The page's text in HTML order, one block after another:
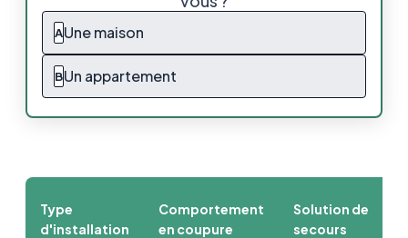
AUne maison
BUn appartement
Type
d'installation
Comportement
en coupure
Solution de
secours
Est-ce que les panneaux solaires produisent
de l’électricité en cas de panne d'électricité
Le V2H (Vehicle-to-home) une solution
bientôt disponible
l’installation solaire ?
Les points importants à retenir